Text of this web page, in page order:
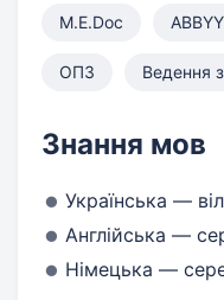
M.E.Doc
ОПЗ Ведення
Знання мов
Українська —
Англійська —
Німецька —